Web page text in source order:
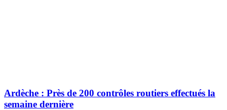
Ardèche : Près de 200 contrôles routiers effectués la
semaine dernière